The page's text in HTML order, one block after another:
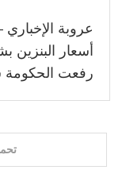
عروبة
رفعت الحكومة